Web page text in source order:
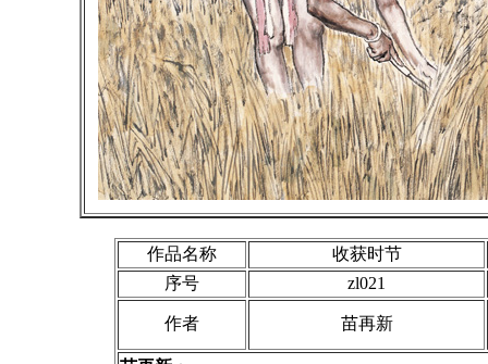
作品名称
收获时节
序号
zl021
作者 苗再新